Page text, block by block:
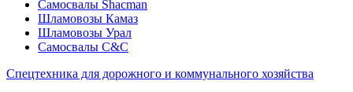
Самосвалы Shacman
Шламовозы Камаз
Шламовозы Урал
Самосвалы C&C
Спецтехника для дорожного и коммунального хозяйства